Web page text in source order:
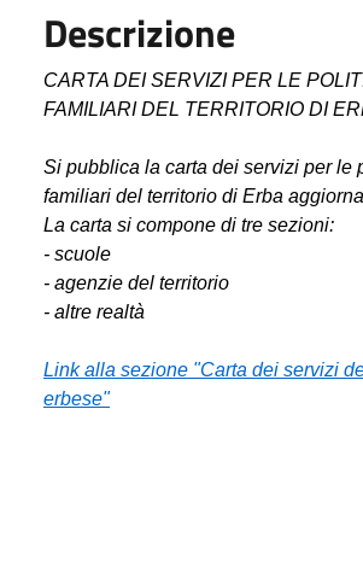
Descrizione
CARTA DEI SERVIZI PER LE
FAMILIARI DEL TERRITORIO DI
Si pubblica la carta dei servizi per le
familiari del territorio di Erba
La carta si compone di tre sezioni:
- scuole
- agenzie del territorio
- altre realtà
Link alla sezione "Carta dei servizi
erbese"